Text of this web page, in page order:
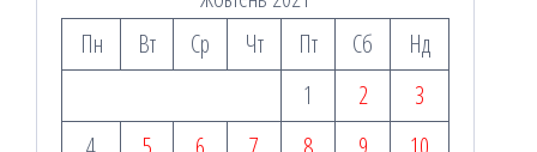
Пн
Вт Ср Чт Пт Сб
Нд
1
2
3